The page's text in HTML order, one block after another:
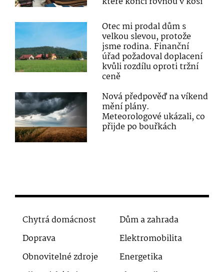
Otec mi prodal dům s
velkou slevou, protože
jsme rodina. Finanční
úřad požadoval doplacení
kvůli rozdílu oproti tržní
ceně
Nová předpověď na víkend
mění plány.
Meteorologové ukázali, co
přijde po bouřkách
Chytrá domácnost
Dům a zahrada
Doprava
Elektromobilita
Obnovitelné zdroje
Energetika